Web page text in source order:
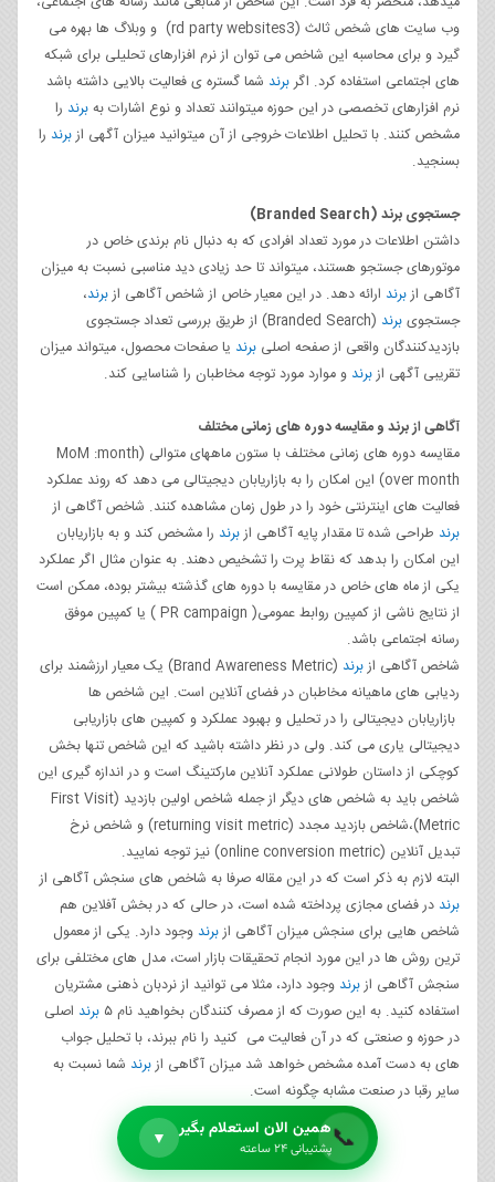
وب سایت های شخص ثالث (rd party websites3) و وبلاگ ها بهره می
گیرد و برای محاسبه این شاخص می توان از نرم افزارهای تحلیلی برای شبکه
های اجتماعی استفاده کرد. اگربرند شما گستره ­ی فعالیت بالایی داشته باشد
نرم افزارهای تخصصی در این حوزه می­توانند تعداد و نوع اشارات بهبرند را
مشخص کنند. با تحلیل اطلاعات خروجی از آن میتوانید میزان آگهی ازبرند را
بسنجید.
جستجوی برند(Branded Search)
داشتن اطلاعات در مورد تعداد افرادی که به دنبال نام برندی خاص در
موتورهای جستجو هستند، میتواند تا حد زیادی دید مناسبی نسبت به میزان
آگاهی ازبرند ارائه دهد. در این معیار خاص از شاخص آگاهی ازبرند،
جستجویبرند
(Branded Search) از طریق بررسی تعداد جستجوی
بازدیدکنندگان واقعی از صفحه اصلی برند یا صفحات محصول، میتواند میزان
تقریبی آگهی ازبرند و موارد مورد توجه مخاطبان را شناسایی کند.
آگاهی از برند و مقایسه دوره ­های زمانی مختلف
مقایسه دوره­ های زمانی مختلف با ستون ماه­های متوالی (MoM :month
over month) این امکان را به بازاریابان دیجیتالی می ­دهد که روند عملکرد
فعالیت های اینترنتی خود را در طول زمان مشاهده کنند. شاخص آگاهی از
برند طراحی شده تا مقدار پایه آگاهی ازبرند را مشخص کند و به بازاریابان
این امکان را بدهد که نقاط پرت را تشخیص دهند. به عنوان مثال اگر عملکرد
یکی از ماه­ های خاص در مقایسه با دوره ­های گذشته بیشتر بوده، ممکن است
از نتایج ناشی از کمپین روابط عمومی( PR campaign ) یا کمپین موفق
رسانه اجتماعی باشد.
شاخص آگاهی ازبرند
(Brand Awareness Metric) یک معیار ارزشمند برای
ردیابی ­های ماهیانه مخاطبان در فضای آنلاین است. این شاخص ها
بازاریابان دیجیتالی را در تحلیل و بهبود عملکرد و کمپین های بازاریابی
دیجیتالی یاری می کند. ولی در نظر داشته باشید که این شاخص تنها بخش
کوچکی از داستان طولانی عملکرد آنلاین مارکتینگ است و در اندازه­ گیری این
شاخص باید به شاخص های دیگر از جمله شاخص اولین بازدید (First Visit
Metric)،شاخص بازدید مجدد (returning visit metric) و شاخص نرخ
تبدیل آنلاین (online conversion metric) نیز توجه نمایید.
البته لازم به ذکر است که در این مقاله صرفا به شاخص های سنجش آگاهی از
برند در فضای مجازی پرداخته شده است، در حالی که در بخش آفلاین هم
شاخص هایی برای سنجش میزان آگاهی ازبرند وجود دارد. یکی از معمول
ترین روش ها در این مورد انجام تحقیقات بازار است، مدل های مختلفی برای
سنجش آگاهی ازبرند وجود دارد، مثلا می توانید از نردبان ذهنی مشتریان
استفاده کنید. به این صورت که از مصرف کنندگان بخواهید نام ۵
برند اصلی
در حوزه و صنعتی که در آن فعالیت می کنید را نام ببرند، با تحلیل جواب
های به دست آمده مشخص خواهد شد میزان آگاهی ازبرند شما نسبت به
سایر رقبا در صنعت مشابه چگونه است.
📞همین الان استعلام بگیر
پشتیبانی ۲۴ ساعته
▼